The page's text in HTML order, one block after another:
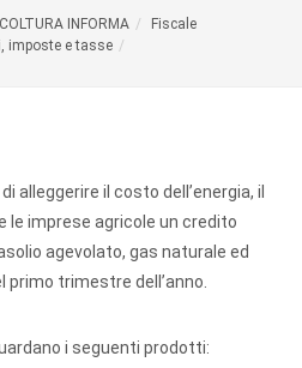
INFORMA
Fiscale
imposte e tasse
alleggerire il costo dell’energia, il
le imprese agricole un credito
agevolato, gas naturale ed
trimestre dell’anno.
i seguenti prodotti: